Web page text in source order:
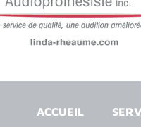
ACCUEIL